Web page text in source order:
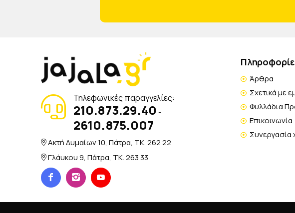
Τηλεφωνικές παραγγελίες:
210.873.29.40 -
2610.875.007
Ακτή Δυμαίων 10, Πάτρα, TK. 262 22
Γλάυκου 9, Πάτρα, TK. 263 33
Άρθρα
Σχετικά με
Φυλλάδια
Επικοινωνία
Συνεργασία